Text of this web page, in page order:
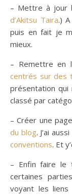
– Mettre à jour
d’Akitsu Taira.)
puis en fait je
mieux.
– Remettre en
centrés sur des
présentation
classé par
– Créer une page
du blog. J’ai
conventions. Et
– Enfin faire le
certaines
voyant les